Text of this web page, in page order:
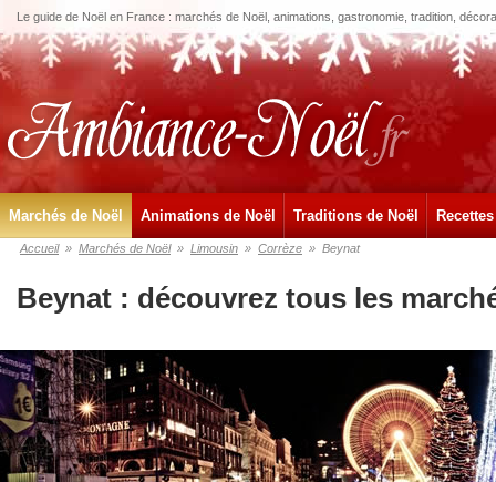
Le guide de Noël en France : marchés de Noël, animations, gastronomie, tradition,
Marchés de Noël Animations de Noël Traditions de Noël
Accueil » Marchés de Noël » Limousin » Corrèze » Beynat
Beynat : découvrez tous les